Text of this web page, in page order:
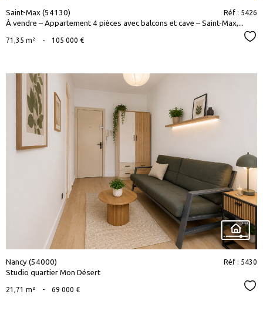
Saint-Max (54130)
À vendre – Appartement 4 pièces avec balcons et cave – Saint-Max,...
Réf : 5426
71,35 m² - 105 000 €
voir le
bien
Nancy (54000)
Studio quartier Mon Désert
Réf : 5430
21,71 m² - 69 000 €